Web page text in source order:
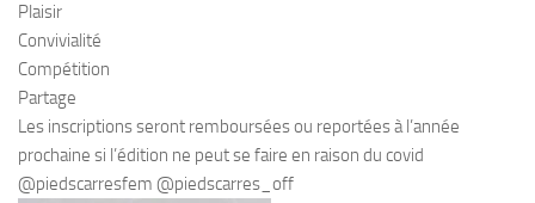
Plaisir
Convivialité
Compétition
Partage
Les inscriptions seront remboursées ou reportées à l’année
prochaine si l’édition ne peut se faire en raison du covid
@piedscarresfem @piedscarres_off